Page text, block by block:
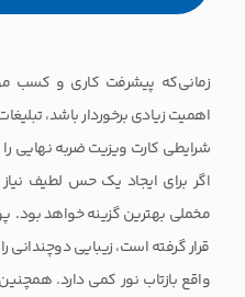
زمانی‌که پیشرفت کاری و کسب
اهمیت زیادی برخوردار باشد،
شرایطی کارت ویزیت ضربه نهایی
اگر برای ایجاد یک حس لطیف
مخملی بهترین گزینه خواهد
قرار گرفته است، زیبایی دوچندانی
واقع بازتاب نور کمی دارد.